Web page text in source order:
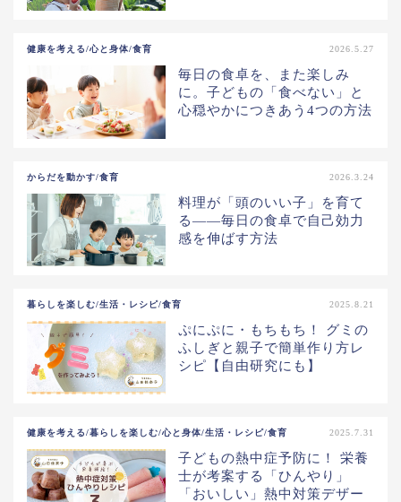
健康を考える/心と身体/食育 2026.5.27
毎日の食卓を、また楽しみ
に。子どもの「食べない」と
心穏やかにつきあう4つの方法
からだを動かす/食育 2026.3.24
料理が「頭のいい子」を育て
る――毎日の食卓で自己効力
感を伸ばす方法
暮らしを楽しむ/生活・レシピ/食育 2025.8.21
ぷにぷに・もちもち！ グミの
ふしぎと親子で簡単作り方レ
シピ【自由研究にも】
健康を考える/暮らしを楽しむ/心と身体/生活・レシピ/食育 2025.7.31
子どもの熱中症予防に！ 栄養
士が考案する「ひんやり」
「おいしい」熱中対策デザー